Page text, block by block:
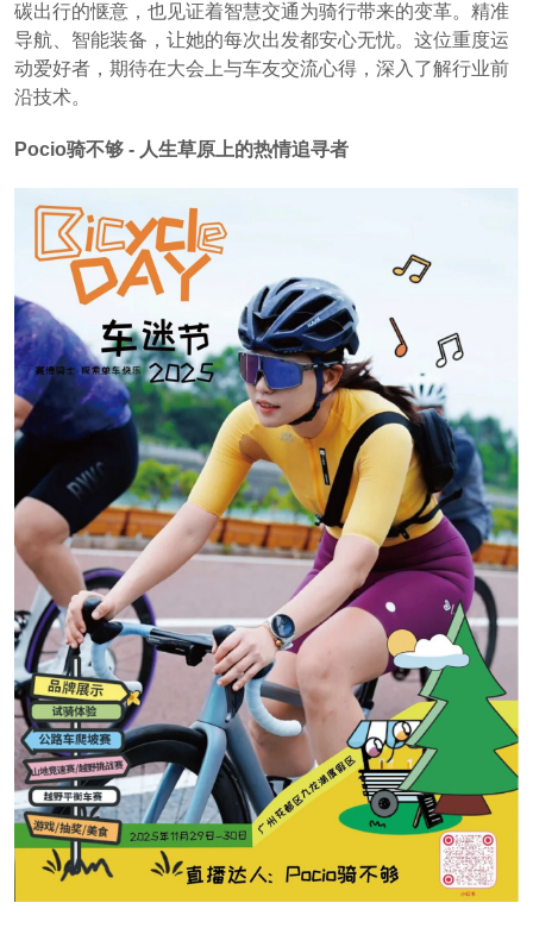
碳出行的惬意，也见证着智慧交通为骑行带来的变革。精准
导航、智能装备，让她的每次出发都安心无忧。这位重度运
动爱好者，期待在大会上与车友交流心得，深入了解行业前
沿技术。
Pocio骑不够 - 人生草原上的热情追寻者